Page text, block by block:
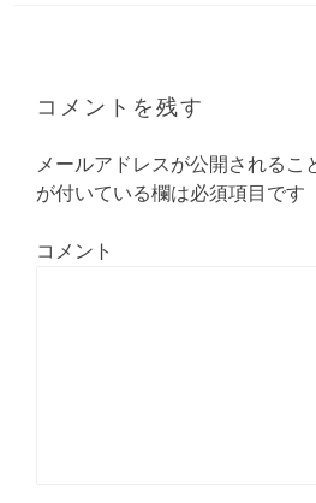
コメントを残す
メールアドレスが公開されるこ
が付いている欄は必須項目です
コメント